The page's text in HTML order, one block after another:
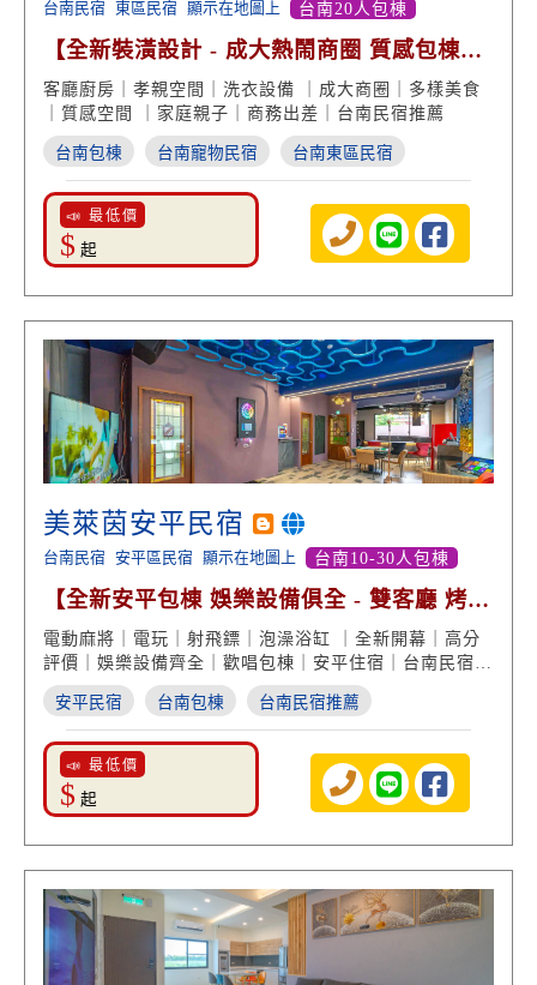
台南民宿 東區民宿 顯示在地圖上 台南20人包棟
【全新裝潢設計 - 成大熱鬧商圈 質感包棟住
宿】
客廳廚房｜孝親空間｜洗衣設備 ｜成大商圈｜多樣美食
｜質感空間 ｜家庭親子｜商務出差｜台南民宿推薦
台南包棟 台南寵物民宿 台南東區民宿
📣 最低價
$ 起
美萊茵安平民宿
台南民宿 安平區民宿 顯示在地圖上 台南10-30人包棟
【全新安平包棟 娛樂設備俱全 - 雙客廳 烤肉
歡唱 親子遊戲】
電動麻將｜電玩｜射飛鏢｜泡澡浴缸 ｜全新開幕｜高分
評價｜娛樂設備齊全｜歡唱包棟｜安平住宿｜台南民宿推
薦
安平民宿 台南包棟 台南民宿推薦
📣 最低價
$ 起